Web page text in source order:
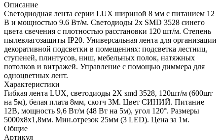
Описание
Светодиодная лента серии LUX шириной 8 мм с питанием 12
В и мощностью 9.6 Вт/м. Светодиоды 2x SMD 3528 синего
цвета свечения с плотностью расстановки 120 шт/м. Степень
пылевлагозащиты IP20. Универсальная лента для организации
декоративной подсветки в помещениях: подсветка лестниц,
ступеней, плинтусов, ниш, мебельных полок, натяжных
потолков и витражей. Управление с помощью диммера для
одноцветных лент.
Характеристики
Гибкая лента LUX, светодиоды 2Х smd 3528, 120шт/м (600шт
на 5м), белая плата 8мм, скотч 3М. Цвет СИНИЙ. Питание
12В, мощность 9,6 Вт/м (48 Вт на 5м), угол 120°. Размеры
5000х8х1,8мм. Мин.отрезок 25мм (3 LED). Цена за 1м.
Общие
Артикул